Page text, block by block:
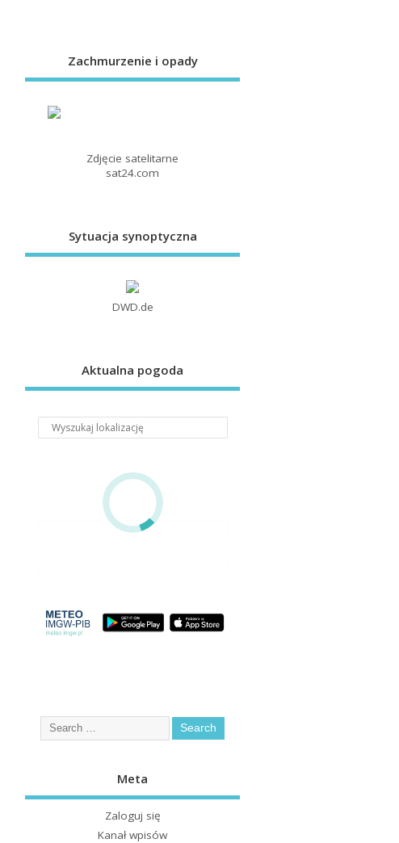
Zachmurzenie i opady
Zdjęcie satelitarne
sat24.com
Sytuacja synoptyczna
DWD.de
Aktualna pogoda
Meta
Zaloguj się
Kanał wpisów